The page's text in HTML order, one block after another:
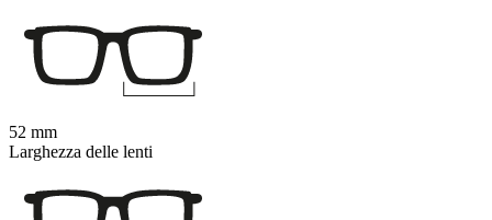
52 mm
Larghezza delle lenti